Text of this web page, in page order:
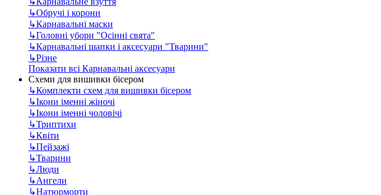
↳Обручі і корони
↳Карнавальні маски
↳Головні убори "Осінні свята"
↳Карнавальні шапки і аксесуари "Тварини"
↳Різне
Показати всі Карнавальні аксесуари
Схеми для вишивки бісером
↳Комплекти схем для вишивки бісером
↳Ікони іменні жіночі
↳Ікони іменні чоловічі
↳Триптихи
↳Квіти
↳Пейзажі
↳Тварини
↳Люди
↳Ангели
↳Натюрморти